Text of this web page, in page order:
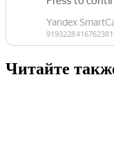
Читайте